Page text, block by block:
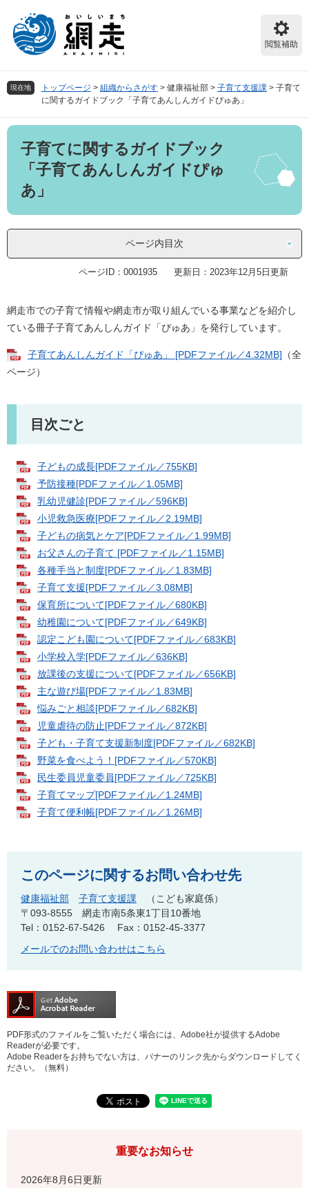
頭
で
飛
ば
閲覧補助
現在地 トップページ > 組織からさがす > 健康福祉部 > 子育て支援課 > 子育て
に関するガイドブック「子育てあんしんガイドぴゅあ」
本
子育てに関するガイドブック
「子育てあんしんガイドぴゅ
あ」
ページ内目次
ページID：0001935 更新日：2023年12月5日更新
網走市での子育て情報や網走市が取り組んでいる事業などを紹介し
ている冊子子育てあんしんガイド「ぴゅあ」を発行しています。
子育てあんしんガイド「ぴゅあ」 [PDFファイル／4.32MB] （全
ページ）
目次ごと
子どもの成長[PDFファイル／755KB]
予防接種[PDFファイル／1.05MB]
乳幼児健診[PDFファイル／596KB]
小児救急医療[PDFファイル／2.19MB]
子どもの病気とケア[PDFファイル／1.99MB]
お父さんの子育て [PDFファイル／1.15MB]
各種手当と制度[PDFファイル／1.83MB]
子育て支援[PDFファイル／3.08MB]
保育所について[PDFファイル／680KB]
幼稚園について[PDFファイル／649KB]
認定こども園について[PDFファイル／683KB]
小学校入学[PDFファイル／636KB]
放課後の支援について[PDFファイル／656KB]
主な遊び場[PDFファイル／1.83MB]
悩みごと相談[PDFファイル／682KB]
児童虐待の防止[PDFファイル／872KB]
子ども・子育て支援新制度[PDFファイル／682KB]
野菜を食べよう！[PDFファイル／570KB]
民生委員児童委員[PDFファイル／725KB]
子育てマップ[PDFファイル／1.24MB]
子育て便利帳[PDFファイル／1.26MB]
このページに関するお問い合わせ先
健康福祉部 子育て支援課
こども家庭係
〒093-8555
網走市南5条東1丁目10番地
Tel：0152-67-5426
Fax：0152-45-3377
メールでのお問い合わせはこちら
PDF形式のファイルをご覧いただく場合には、Adobe社が提供するAdobe
Readerが必要です。
Adobe Readerをお持ちでない方は、バナーのリンク先からダウンロードしてく
ださい。（無料）
重要なお知らせ
2026年8月6日更新